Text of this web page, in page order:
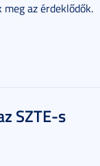
az érdeklődők.
SZTE-s